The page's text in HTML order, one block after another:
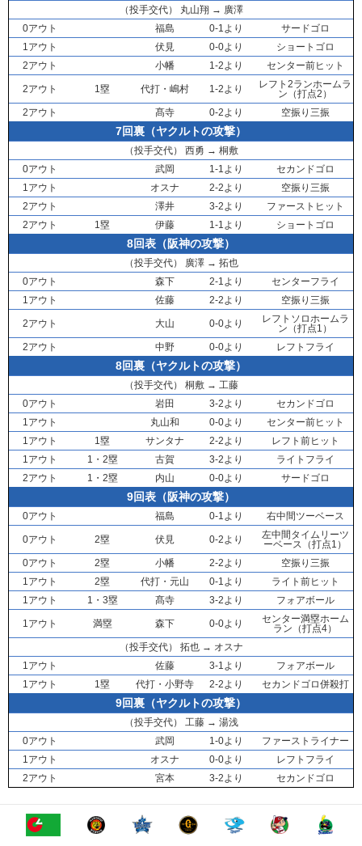
（投手交代） 丸山翔 → 廣澤
0アウト
福島 0-1より
サードゴロ
1アウト
伏見 0-0より
ショートゴロ
2アウト
小幡 1-2より センター前ヒット
2アウト 1塁 代打・ 嶋村 1-2より
レフト2ランホームラ
ン（打点2）
2アウト
髙寺 0-2より 空振り三振
7回裏（ヤクルトの攻撃）
（投手交代） 西勇 → 桐敷
0アウト
武岡 1-1より
セカンドゴロ
1アウト
オスナ 2-2より
空振り三振
2アウト
澤井 3-2より
ファーストヒット
2アウト
1塁 伊藤 1-1より ショートゴロ
8回表（阪神の攻撃）
（投手交代） 廣澤→ 拓也
0アウト
森下 2-1より
センターフライ
1アウト
佐藤 2-2より 空振り三振
2アウト 大山 0-0より
レフトソロホームラ
ン（打点1）
2アウト
中野 0-0より レフトフライ
8回裏（ヤクルトの攻撃）
（投手交代） 桐敷→ 工藤
0アウト
岩田 3-2より
セカンドゴロ
1アウト
丸山和 0-0より
センター前ヒット
1アウト
1塁 サンタナ 2-2より
レフト前ヒット
1アウト
1・2塁 古賀 3-2より
ライトフライ
2アウト
1・2塁 内山 0-0より サードゴロ
9回表（阪神の攻撃）
0アウト 福島 0-1より 右中間ツーベース
0アウト 2塁 伏見 0-2より
左中間タイムリーツ
ーベース（打点1）
0アウト
2塁 小幡 2-2より
空振り三振
1アウト
2塁 代打・ 元山 0-1より
ライト前ヒット
1アウト
1・3塁 髙寺 3-2より フォアボール
1アウト 満塁 森下 0-0より
センター満塁ホーム
ラン（打点4）
（投手交代） 拓也→ オスナ
1アウト
佐藤 3-1より
フォアボール
1アウト
1塁 代打・ 小野寺 2-2より セカンドゴロ併殺打
9回裏（ヤクルトの攻撃）
（投手交代） 工藤→ 湯浅
0アウト
武岡 1-0より
ファーストライナー
1アウト
オスナ 0-0より
レフトフライ
2アウト
宮本 3-2より セカンドゴロ